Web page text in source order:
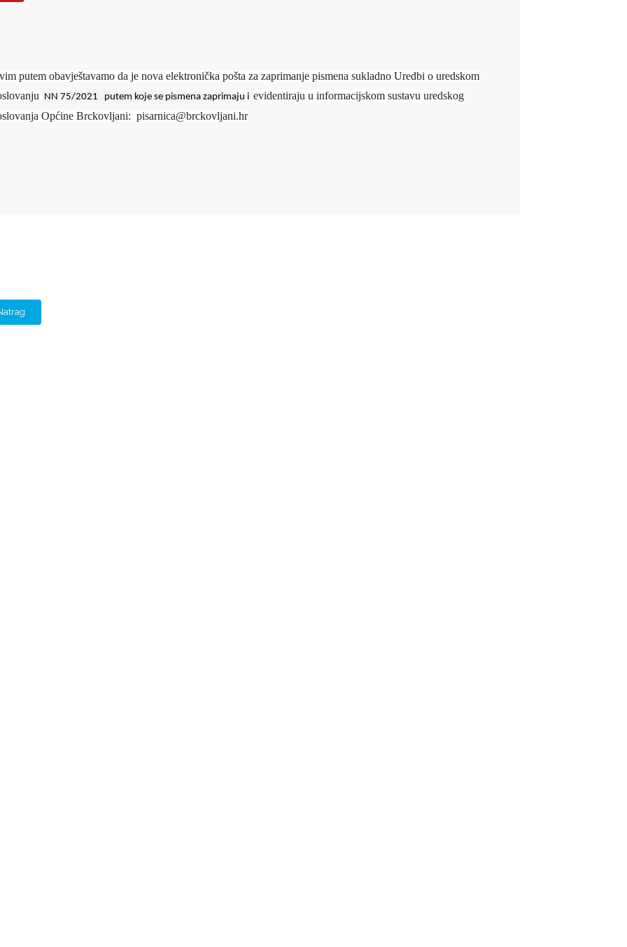
putem obavještavamo da je nova elektronička pošta za zaprimanje pismena sukladno Uredbi o uredskom
NN 75/2021 putem koje se pismena zaprimaju i evidentiraju u informacijskom sustavu uredskog
Općine Brckovljani: pisarnica@brckovljani.hr